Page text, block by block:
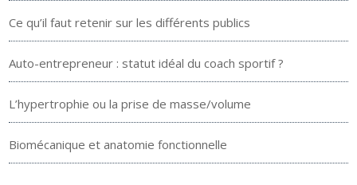
Ce qu’il faut retenir sur les différents publics
Auto-entrepreneur : statut idéal du coach sportif ?
L’hypertrophie ou la prise de masse/volume
Biomécanique et anatomie fonctionnelle